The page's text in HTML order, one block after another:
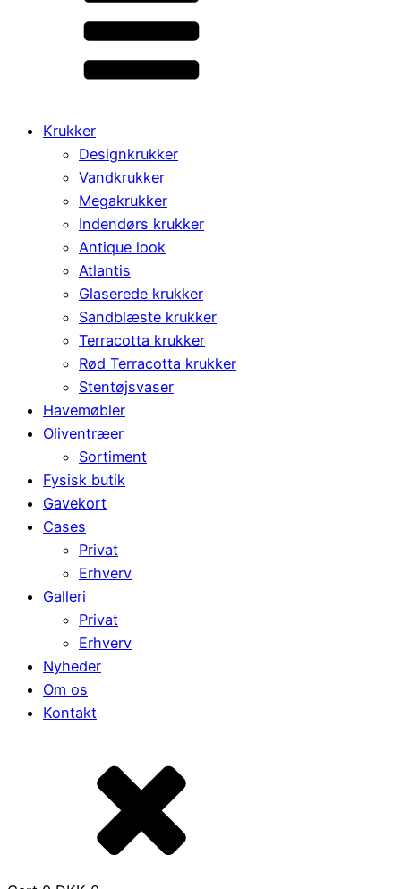
Krukker
Designkrukker
Vandkrukker
Megakrukker
Indendørs krukker
Antique look
Atlantis
Glaserede krukker
Sandblæste krukker
Terracotta krukker
Rød Terracotta krukker
Stentøjsvaser
Havemøbler
Oliventræer
Sortiment
Fysisk butik
Gavekort
Cases
Privat
Erhverv
Galleri
Privat
Erhverv
Nyheder
Om os
Kontakt